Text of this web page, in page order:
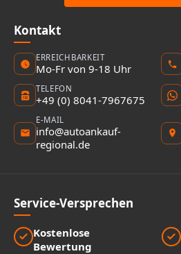
Kontakt
ERREICHBARKEIT
Mo-Fr von 9-18 Uhr
TELEFON
+49 (0) 8041-7967675
E-MAIL
info@autoankauf-
regional.de
Service-Versprechen
Kostenlose
Bewertung